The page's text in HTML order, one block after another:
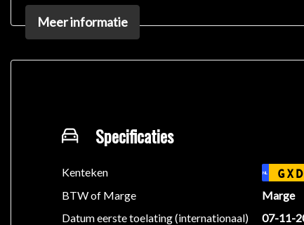
We rekenen geen afleverkosten.
Aflever opties
Wilt u toch liever garantie
Afleverpakket Vanaf € 595,-
We hebben ons uiterste best gedaan om alle
informatie in de advertentie. Vertrouw niet alleen
Meer informatie
Specificaties
Kenteken NL
BTW of Marge
Marge
Datum eerste toelating (internationaal)
07-11-